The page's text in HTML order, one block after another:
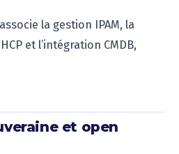
la gestion IPAM, la
et l’intégration CMDB,
et open